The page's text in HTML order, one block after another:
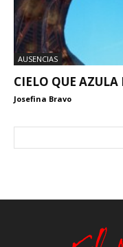
AUSENCIAS
CIELO QUE
Josefina Bravo